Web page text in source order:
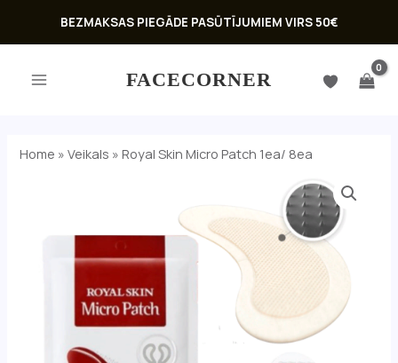
BEZMAKSAS PIEGĀDE PASŪTĪJUMIEM VIRS 50€
MENU
FACECORNER
Home »Veikals »Royal Skin Micro Patch 1ea/ 8ea
daudzums